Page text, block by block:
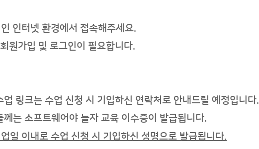
인터넷 환경에서 접속해주세요.
원가입 및 로그인이 필요합니다.
업 링크는 수업 신청 시 기입하신 연락처로 안내드릴 예정입니다.
는 소프트웨어야 놀자 교육 이수증이 발급됩니다.
일 이내로 수업 신청 시 기입하신 성명으로 발급됩니다.